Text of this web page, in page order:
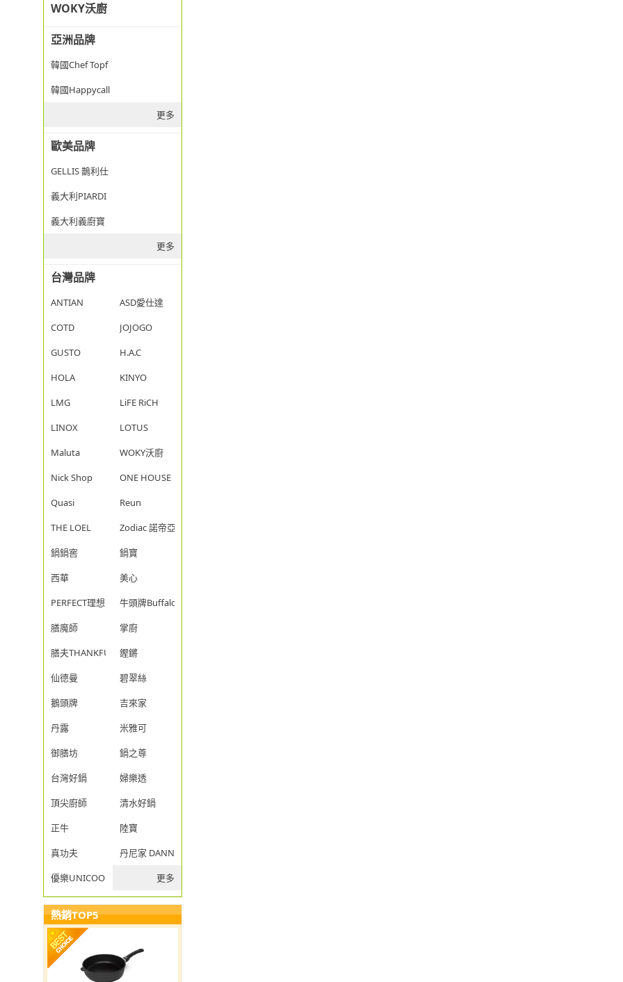
WOKY沃廚
亞洲品牌
韓國Chef Topf
韓國Happycall
更多
歐美品牌
GELLIS 鵲利仕
義大利PIARDI
義大利義廚寶
更多
台灣品牌
ANTIAN
ASD愛仕達
COTD
JOJOGO
GUSTO
H.A.C
HOLA
KINYO
LMG
LiFE RiCH
LINOX
LOTUS
Maluta
WOKY沃廚
Nick Shop
ONE HOUSE
Quasi
Reun
THE LOEL
Zodiac 諾帝亞
鍋鍋窖
鍋寶
西華
美心
PERFECT理想
牛頭牌Buffalo
膳魔師
掌廚
膳夫THANKFUL
鏗鏘
仙德曼
碧翠絲
鵝頭牌
吉來家
丹露
米雅可
御膳坊
鍋之尊
台灣好鍋
婦樂透
頂尖廚師
清水好鍋
正牛
陸寶
真功夫
丹尼家 DANNY JIA
優樂UNICOOK
更多
熱銷TOP5